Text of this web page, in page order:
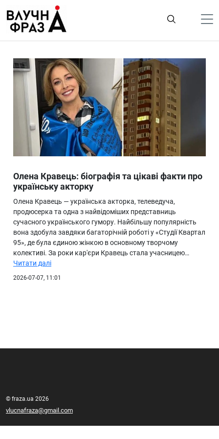
содержимому
Гроші
Життя
Лайфстайл
ТехноНаука
Людина
Ukraine
Про нас
Олена Кравець: біографія та цікаві факти про
українську акторку
Олена Кравець — українська акторка, телеведуча,
продюсерка та одна з найвідоміших представниць
сучасного українського гумору. Найбільшу популярність
вона здобула завдяки багаторічній роботі у «Студії Квартал
95», де була єдиною жінкою в основному творчому
колективі. За роки кар'єри Кравець стала учасницею…
Читати далі
2026-07-07, 11:01
© fraza.ua 2026
vlucnafraza@gmail.com